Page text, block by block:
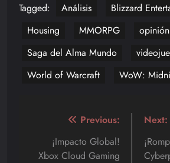
Tagged: Análisis
Blizzard
Housing
MMORPG
opinión
Saga del Alma Mundo
World of Warcraft
WoW:
Navegación
Previous:
¡Impacto Global!
Xbox Cloud Gaming
Next: